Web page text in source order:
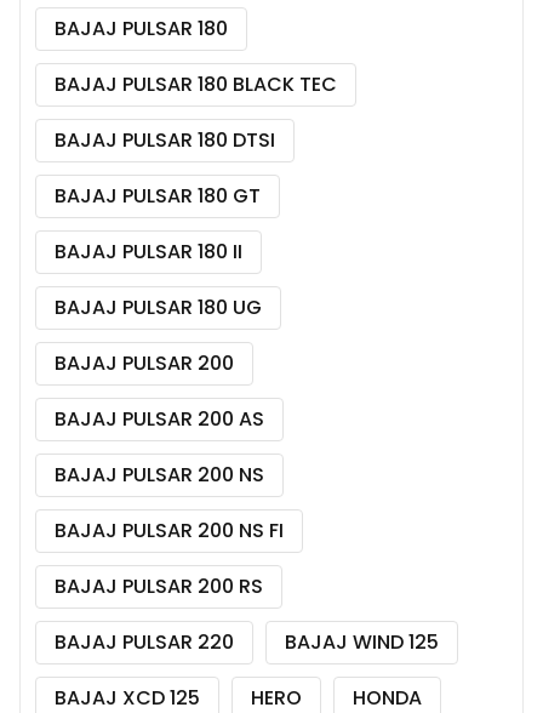
BAJAJ PULSAR 180
BAJAJ PULSAR 180 BLACK TEC
BAJAJ PULSAR 180 DTSI
BAJAJ PULSAR 180 GT
BAJAJ PULSAR 180 II
BAJAJ PULSAR 180 UG
BAJAJ PULSAR 200
BAJAJ PULSAR 200 AS
BAJAJ PULSAR 200 NS
BAJAJ PULSAR 200 NS FI
BAJAJ PULSAR 200 RS
BAJAJ PULSAR 220
BAJAJ WIND 125
BAJAJ XCD 125
HERO
HONDA